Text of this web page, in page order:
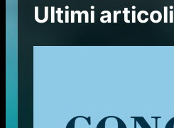
Ultimi articoli